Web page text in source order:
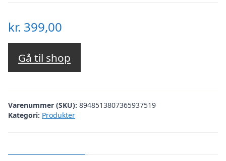
kr. 399,00
Gå til shop
Varenummer (SKU): 8948513807365937519
Kategori: Produkter